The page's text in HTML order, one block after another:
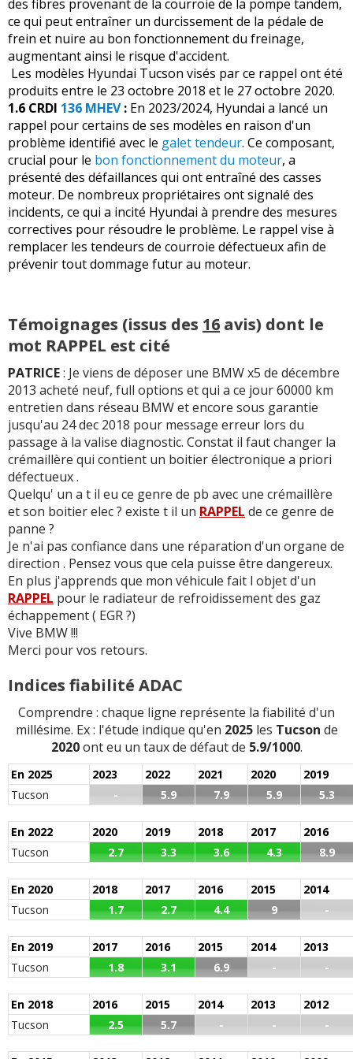
+ d'INFOSsur la déclinaison1.6 CRDI 48V 136 ch
-Défauts hybride /moteur . la voiture fait des a coups
-Pour l'instant rien a signaler(+)
-Beaucoup de problèmes d'électronique le véhicule à 3
ans et au bout oxydation des contacteurs de portes
impossible de démarrer la voiture, radio ...Lire la suite >>
-Problèmes moteurs à répétitions ces derniers mois (4!)
en 5 mois. La voiture n’a pas deux ans et demi…(+)
-Après 2 mois d'achat, la batterie qui se mettait en
blocage et je devais à chaque fois ouvrir la voiture via la
serrure et appuyer sur le bouton de ...Lire la suite >>
-Je touche du bois, rien en dehors d'un rappel. - Le prix
-Affiche vérifier système hybride 48v(+)
-En 4 ans suite à un voyant moteur, j'ai dû changer 2
fois la vanne EGR 2023 et 2025 cependant, cela n'affectait
pas la conduite et tout semblai fonc ... Lire la suite >>
-Système des angles morts réinitialisé deux fois en
garage. - Boite automatique reprogrammée en garage. -
Phare avant de jour (côté droit) avec u ...Lire la suite >>
+ d'INFOSsur la déclinaison 1.6 Hybride 230 ch >>
-Mise à jour logiciel en garage.(+)
-Lorsque les températures extérieures sont basses et
que la batterie est chargée à 100% le moteur essence
démarre ... c'est un peu déroutant(+)
-Déformation du révêtement des siéges avant aprés à
peine 5mois d'utilisation . - L'intérieur est beau mais
fragilepas fait pour les sapajous! - ...Lire la suite >>
-Bug tablette sous garantie. - Défaut siège cuir sous
garantie. - Tremblement à 110kmh sous garantie (arbre
de transmission).(+)
- Problème de vibration et bruit à certaines vitesses
(50km/h -105km/h 110km/h....) - La concession à changée
-Problèmes de pompe à eau (messsage au tableau de
bord "système hybride défectueux", et télécommande de
>>
-Problèmes d'ordres électroniques, instabilité affichage.
Fonctionnement général de l'IHM centrale est à revoir, c
peut-être déjà fait. (+)
-Des bruits à l'arrière droit. Un claquement constaté par
le CC, reporté sur les forums. Le souci c'est qu'il
n'apparaît que sur certains véhicul ...Lire la suite >>
-De nouveau, j’ai un défaut aléatoire de
dysfonctionnement du chargeur embarqué - Le voyant
incident s’allume après des charges, de pr? ...Lire la suite
>>
-De l'eau rentre par les portes avant. - Quand il pleut.
L'eau doit rentrer soit par le joint de porte ou de fenêtre
et se dépose sur le joint bas in ...
-Gestion de boite blocage en 3, obligé de couper le
moteur pour repartir correctement, Hyundai ne propose
rien - trape à carburant bloquée(+)
-Bva hs a 50000 km - Les 3 Sondes lambda o2 à
changées(+)
à essence ouverture défectueuse - Pris sous garantie -
Le câble cassé pour l ouverture sera ...Lire la suite >>
-Pour l’instant rien à signaler(+)
-Batterie accessoire vide systématiquement si pas
d'utilisation pendant 2 semaines (jamais eu de solution
de hyundai). - Aucun voyant d'entretien. - S ...Lire la suite
>>
-Reprogrammation de la boite. - Rappel pour le frein à
main. - Rappel pour le gravage des vitres.(+)
-PAR QUOI COMMENCER ? ... SUITE A UN ACCROCHAGE
des fibres provenant de la courroie de la pompe tandem,
ce qui peut entraîner un durcissement de la pédale de
frein et nuire au bon fonctionnement du freinage,
augmentant ainsi le risque d'accident.
Les modèles Hyundai Tucson visés par ce rappel ont été
produits entre le 23 octobre 2018 et le 27 octobre 2020.
1.6 CRDI 136 MHEV: En 2023/2024, Hyundai a lancé un
rappel pour certains de ses modèles en raison d'un
problème identifié avec le galet tendeur. Ce composant,
crucial pour le bon fonctionnement du moteur, a
présenté des défaillances qui ont entraîné des casses
moteur. De nombreux propriétaires ont signalé des
incidents, ce qui a incité Hyundai à prendre des mesures
correctives pour résoudre le problème. Le rappel vise à
remplacer les tendeurs de courroie défectueux afin de
prévenir tout dommage futur au moteur.
Témoignages (issus des 16 avis) dont le
mot RAPPEL est cité
PATRICE: Je viens de déposer une BMW x5 de décembre
2013 acheté neuf, full options et qui a ce jour 60000 km
entretien dans réseau BMW et encore sous garantie
jusqu'au 24 dec 2018 pour message erreur lors du
passage à la valise diagnostic. Constat il faut changer la
crémaillère qui contient un boitier électronique a priori
défectueux .
Quelqu' un a t il eu ce genre de pb avec une crémaillère
et son boitier elec ? existe t il un RAPPEL de ce genre de
panne ?
Je n'ai pas confiance dans une réparation d'un organe de
direction . Pensez vous que cela puisse être dangereux.
En plus j'apprends que mon véhicule fait l objet d'un
RAPPEL pour le radiateur de refroidissement des gaz
échappement ( EGR ?)
Vive BMW !!!
Merci pour vos retours.
Indices fiabilité ADAC
Comprendre : chaque ligne représente la fiabilité d'un
millésime. Ex : l'étude indique qu'en 2025les Tucson de
2020ont eu un taux de défaut de 5.9/1000.
En 2025 2023 2022 2021 2020
2019
Tucson
- 5.9 7.9 5.9 5.3
En 2022 2020 2019 2018 2017
2016
Tucson
2.7 3.3 3.6 4.3 8.9
En 2020 2018 2017 2016 2015
2014
Tucson
1.7 2.7 4.4 9 -
En 2019 2017 2016 2015 2014
2013
Tucson
1.8 3.1 6.9 - -
En 2018 2016 2015 2014 2013
2012
Tucson
2.5 5.7 - - -